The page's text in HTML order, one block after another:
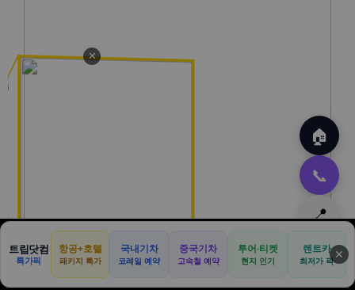
🏠
📞
📍
⬆️
✕
트립닷컴
특가픽
항공+호텔
패키지 특가
국내기차
코레일 예약
중국기차
고속철 예약
투어·티켓
현지 인기
렌트카
최저가 픽✕